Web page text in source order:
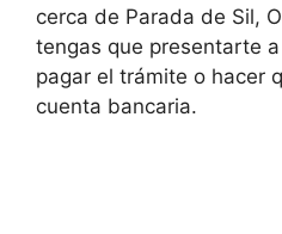
cerca de Parada de Sil,
tengas que presentarte
pagar el trámite o hacer
cuenta bancaria.